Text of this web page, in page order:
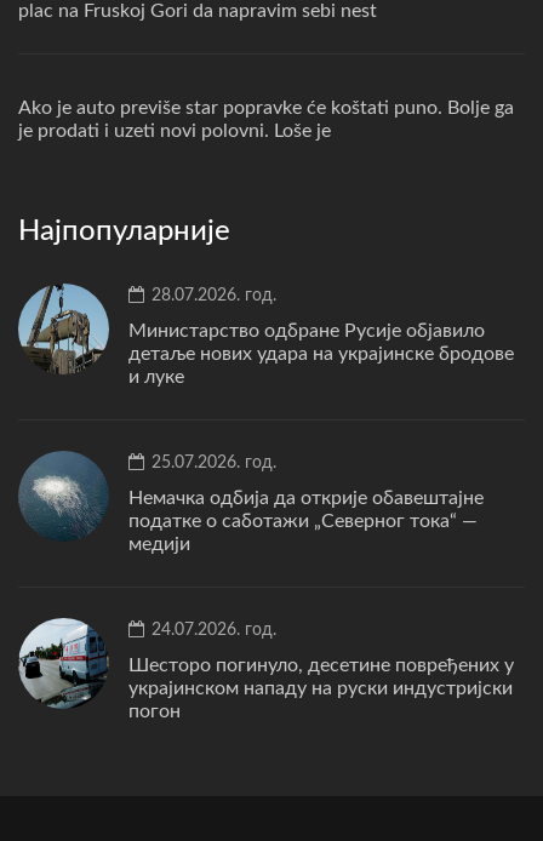
plac na Fruskoj Gori da napravim sebi nest
Ako je auto previše star popravke će koštati puno. Bolje ga
je prodati i uzeti novi polovni. Loše je
Најпопуларније
28.07.2026. год.
Министарство одбране Русије објавило
детаље нових удара на украјинске бродове
и луке
25.07.2026. год.
Немачка одбија да открије обавештајне
податке о саботажи „Северног тока“ —
медији
24.07.2026. год.
Шесторо погинуло, десетине повређених у
украјинском нападу на руски индустријски
погон